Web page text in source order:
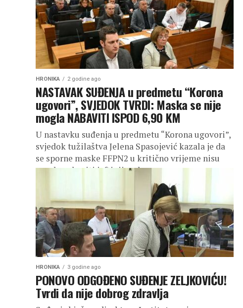
HRONIKA 2 godine ago
NASTAVAK SUĐENJA u predmetu “Korona
ugovori”, SVJEDOK TVRDI: Maska se nije
mogla NABAVITI ISPOD 6,90 KM
U nastavku suđenja u predmetu “Korona ugovori”,
svjedok tužilaštva Jelena Spasojević kazala je da
se sporne maske FFPN2 u kritično vrijeme nisu
mogle nabaviti jeftinije od...
HRONIKA 3 godine ago
PONOVO ODGOĐENO SUĐENJE ZELJKOVIĆU!
Tvrdi da nije dobrog zdravlja